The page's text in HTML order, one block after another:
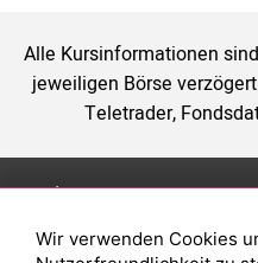
Alle Kursinformationen
jeweiligen Börse
Teletrader,
Anlage
Depot eröffnen
Wir verwenden Cookies